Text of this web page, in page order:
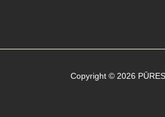
Copyright © 2026 PŪRES